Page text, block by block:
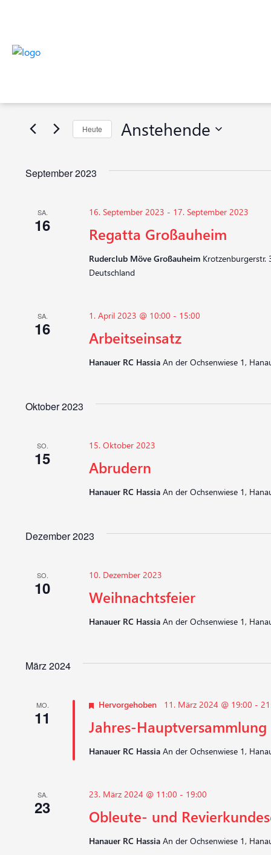
Ansichten,
eingeben.
nach
Heute Anstehende
September 2023
SA.
16 Regatta Großauheim
16. September 2023 - 17. September 2023
Ruderclub Möve Großauheim Krotzenburgerstr.
Deutschland
SA.
16 Arbeitseinsatz
1. April 2023 @ 10:00 - 15:00
Hanauer RC Hassia An der Ochsenwiese 1,
Oktober 2023
SO.
15 Abrudern
15. Oktober 2023
Hanauer RC Hassia An der Ochsenwiese 1,
Dezember 2023
SO.
10 Weihnachtsfeier
10. Dezember 2023
Hanauer RC Hassia An der Ochsenwiese 1,
März 2024
MO.
11 Jahres-Hauptversammlung
Hervorgehoben 11. März 2024 @ 19:00 -
Hanauer RC Hassia An der Ochsenwiese 1,
SA.
23 Obleute- und
23. März 2024 @ 11:00 - 19:00
Hanauer RC Hassia An der Ochsenwiese 1,